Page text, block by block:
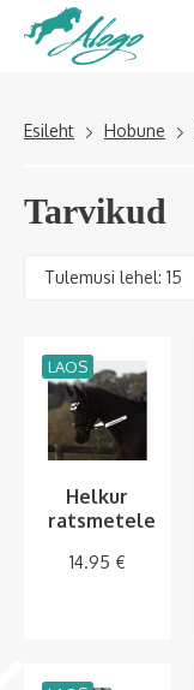
Alogo Hobu ja
ratsavarustus
Esileht Hobune
Tarvikud
Helkur
ratsmetele
14.95 €
LAOS